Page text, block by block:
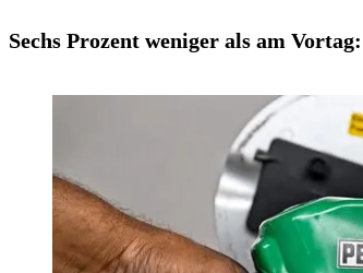
Sechs Prozent weniger als am